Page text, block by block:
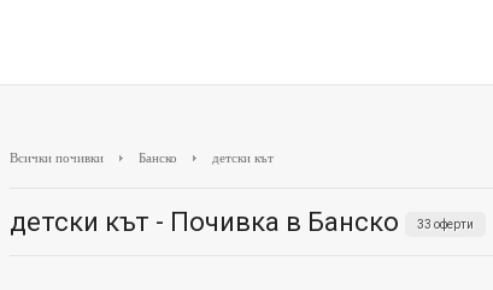
Всички почивки Банско детски кът
детски кът - Почивка в Банско 33 оферти